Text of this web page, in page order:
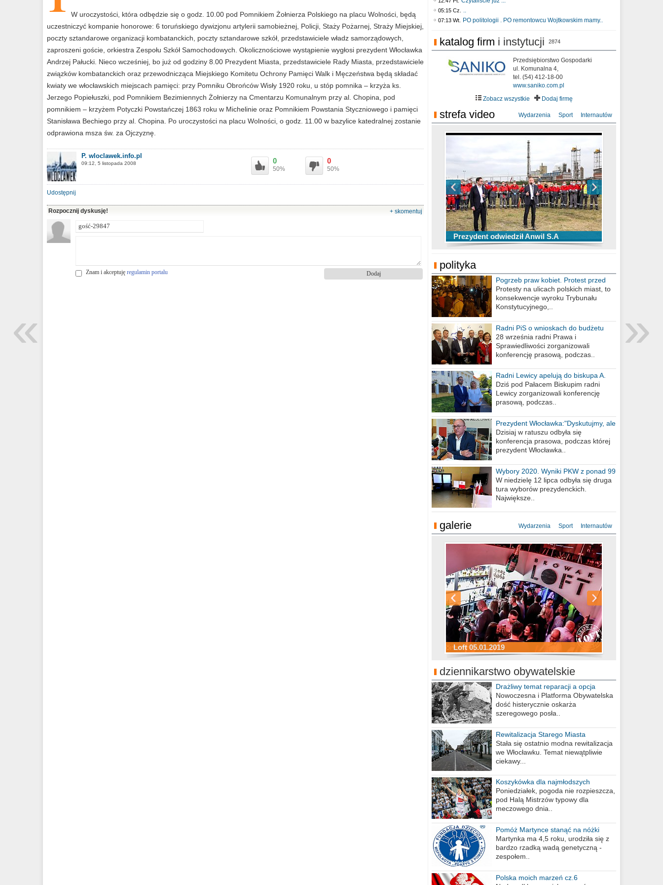
W uroczystości, która odbędzie się o godz. 10.00 pod Pomnikiem Żołnierza Polskiego na placu Wolności, będą
uczestniczyć kompanie honorowe: 6 toruńskiego dywizjonu artylerii samobieżnej, Policji, Staży Pożarnej, Straży Miejskiej,
poczty sztandarowe organizacji kombatanckich, poczty sztandarowe szkół, przedstawiciele władz samorządowych,
zaproszeni goście, orkiestra Zespołu Szkół Samochodowych. Okolicznościowe wystąpienie wygłosi prezydent Włocławka
Andrzej Pałucki. Nieco wcześniej, bo już od godziny 8.00 Prezydent Miasta, przedstawiciele Rady Miasta, przedstawiciele
związków kombatanckich oraz przewodnicząca Miejskiego Komitetu Ochrony Pamięci Walk i Męczeństwa będą składać
kwiaty we włocławskich miejscach pamięci: przy Pomniku Obrońców Wisły 1920 roku, u stóp pomnika – krzyża ks.
Jerzego Popiełuszki, pod Pomnikiem Bezimiennych Żołnierzy na Cmentarzu Komunalnym przy al. Chopina, pod
pomnikiem – krzyżem Potyczki Powstańczej 1863 roku w Michelinie oraz Pomnikiem Powstania Styczniowego i pamięci
Stanisława Bechiego przy al. Chopina. Po uroczystości na placu Wolności, o godz. 11.00 w bazylice katedralnej zostanie
odprawiona msza św. za Ojczyznę.
P. wloclawek.info.pl
09:12, 5 listopada 2008 0
50%
0
50%
Udostępnij
Rozpocznij dyskusję! + skomentuj
Znam i akceptuję regulamin portalu
05:15 Cz. ..
07:13 Wt. PO politologii . PO remontowcu Wojtkowskim mamy..
katalog firm i instytucji 2874
Przedsiębiorstwo Gospodarki
ul. Komunalna 4,
tel. (54) 412-18-00
www.saniko.com.pl
Zobacz wszystkie
Dodaj firmę
strefa video Wydarzenia Sport Internautów
Prezydent odwiedził Anwil S.A
TOP 10 przechwytów Anwilu Włocławek
w EBL w sezonie 2019/2020
TOP 5 rzutów Anwilu Włocławek w BCL
w sezonie 2019/2020
Ni To Ponk - W oczach mamy strach
sixf33t .Last Year DRONE FOOTAGE
Włocławek
XXIII Sesja Rady Miasta Włocławek VIII
kadencji w dniu 09.06.2020 r.
polityka
Pogrzeb praw kobiet. Protest przed
biurem poselskim PiS
Protesty na ulicach polskich miast, to
konsekwencje wyroku Trybunału
Konstytucyjnego,..
Radni PiS o wnioskach do budżetu
miasta na 2021 rok
28 września radni Prawa i
Sprawiedliwości zorganizowali
konferencję prasową, podczas..
Radni Lewicy apelują do biskupa A.
Wiesława Meringa
Dziś pod Pałacem Biskupim radni
Lewicy zorganizowali konferencję
prasową, podczas..
Prezydent Włocławka:"Dyskutujmy, ale
nie obrażajmy się”
Dzisiaj w ratuszu odbyła się
konferencja prasowa, podczas której
prezydent Włocławka..
Wybory 2020. Wyniki PKW z ponad 99
procent obwodów
W niedzielę 12 lipca odbyła się druga
tura wyborów prezydenckich.
Największe..
galerie Wydarzenia Sport Internautów
Loft 05.01.2019
Sylwester Podgrodzie 31.12.2018
Sylwester Pensjonat Michelin 31.12.2018
Sylwester Hotel Młyn 31.12.2018
Sylwester Miejski 31.12.2018
Sylwester Loft 31.12.2018
dziennikarstwo obywatelskie
Drażliwy temat reparacji a opcja
berlińska
Nowoczesna i Platforma Obywatelska
dość histerycznie oskarża
szeregowego posła..
Rewitalizacja Starego Miasta
Stała się ostatnio modna rewitalizacja
we Włocławku. Temat niewątpliwie
ciekawy...
Koszykówka dla najmłodszych
Poniedziałek, pogoda nie rozpieszcza,
pod Halą Mistrzów typowy dla
meczowego dnia..
Pomóż Martynce stanąć na nóżki
Martynka ma 4,5 roku, urodziła się z
bardzo rzadką wadą genetyczną -
zespołem..
Polska moich marzeń cz.6
»
«